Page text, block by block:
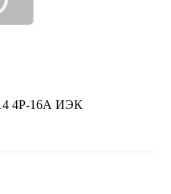
4Р-16А ИЭК